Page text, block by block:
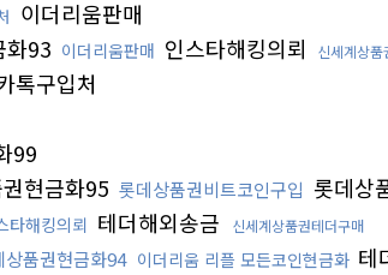
이더리움판매
화93 이더리움판매 인스타해킹의뢰 신세계상품
톡구입처
99
현금화95 롯데상품권비트코인구입 롯데상
타해킹의뢰 테더해외송금 신세계상품권테더구매
상품권현금화94 이더리움 리플 모든코인현금화 테